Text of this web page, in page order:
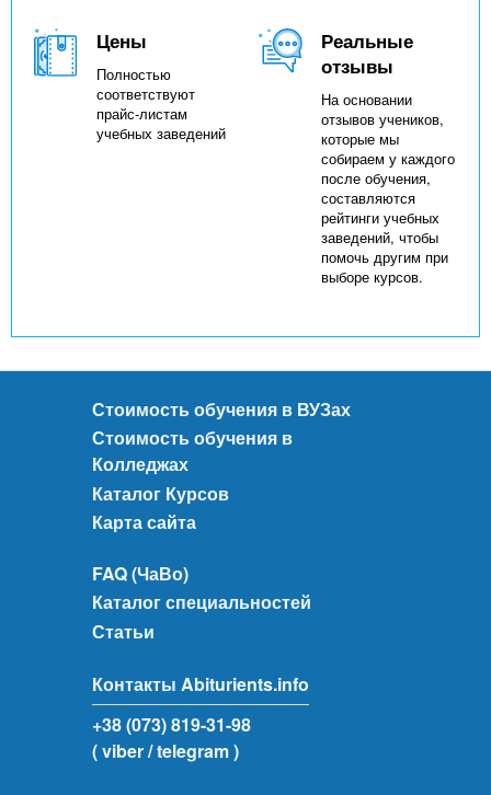
Цены
Полностью
соответствуют
прайс-листам
учебных заведений
Реальные
отзывы
На основании
отзывов учеников,
которые мы
собираем у каждого
после обучения,
составляются
рейтинги учебных
заведений, чтобы
помочь другим при
выборе курсов.
Стоимость обучения в ВУЗах
Стоимость обучения в
Колледжах
Каталог Курсов
Карта сайта
FAQ (ЧаВо)
Каталог специальностей
Статьи
Контакты Abiturients.info
+38 (073) 819-31-98
( viber/ telegram )